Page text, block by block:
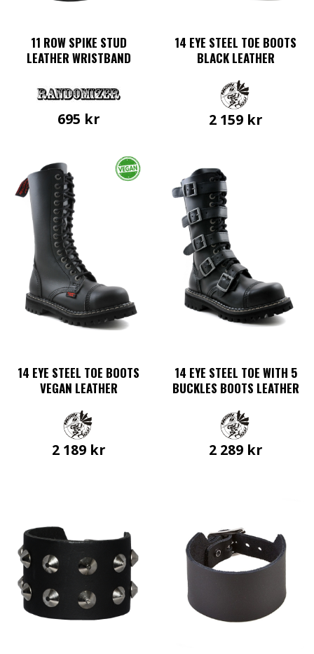
11 ROW SPIKE STUD
LEATHER WRISTBAND
695 kr
14 EYE STEEL TOE BOOTS
BLACK LEATHER
2 159 kr
alternativen
kan
väljas
på
produktsidan
14 EYE STEEL TOE BOOTS
VEGAN LEATHER
2 189 kr
varianter.
De
olika
alternativen
kan
14 EYE STEEL TOE WITH 5
BUCKLES BOOTS LEATHER
2 289 kr
flera
varianter.
De
olika
alternativen